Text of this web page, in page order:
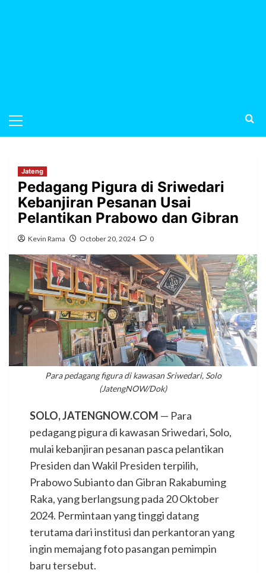
Jateng
Pedagang Pigura di Sriwedari
Kebanjiran Pesanan Usai
Pelantikan Prabowo dan Gibran
Kevin Rama October 20, 2024 0
Para pedagang figura di kawasan Sriwedari, Solo
(JatengNOW/Dok)
SOLO, JATENGNOW.COM — Para
pedagang pigura di kawasan Sriwedari, Solo,
mulai kebanjiran pesanan pasca pelantikan
Presiden dan Wakil Presiden terpilih,
Prabowo Subianto dan Gibran Rakabuming
Raka, yang berlangsung pada 20 Oktober
2024. Permintaan yang tinggi datang
terutama dari institusi dan perkantoran yang
ingin memajang foto pasangan pemimpin
baru tersebut.